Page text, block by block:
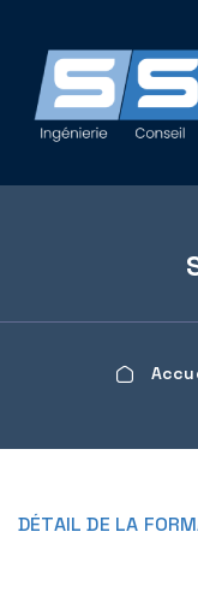
DÉTAIL DE LA